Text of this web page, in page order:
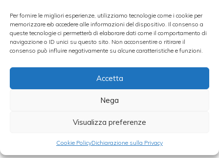
Per fornire le migliori esperienze, utilizziamo tecnologie come i cookie per
memorizzare e/o accedere alle informazioni del dispositivo. Il consenso a
queste tecnologie ci permetterà di elaborare dati come il comportamento di
navigazione o ID unici su questo sito. Non acconsentire o ritirare il
consenso può influire negativamente su alcune caratteristiche e funzioni.
Accetta
Nega
Visualizza preferenze
Cookie PolicyDichiarazione sulla Privacy
sperimentare con i condimenti provate ad
unsare il riso venere, ovvero il riso nerso, che
darà un inaspettato tocco di colore al votro
piatto.